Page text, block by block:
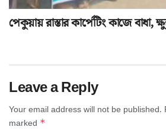
পেকুয়ায় রাস্তার কার্পেটিং কাজে বাধা,
Leave a Reply
Your email address will not be published.
marked *